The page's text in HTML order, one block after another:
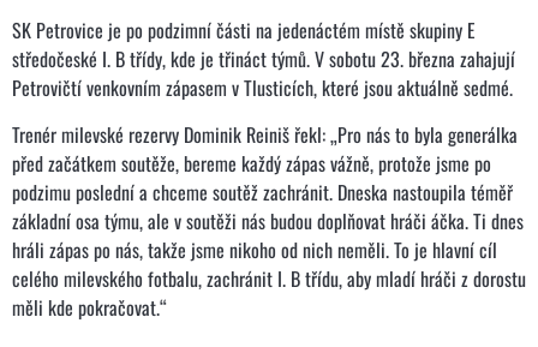
SK Petrovice je po podzimní části na jedenáctém místě skupiny E
středočeské I. B třídy, kde je třináct týmů. V sobotu 23. března zahajují
Petrovičtí venkovním zápasem v Tlusticích, které jsou aktuálně sedmé.
Trenér milevské rezervy Dominik Reiniš řekl: „Pro nás to byla generálka
před začátkem soutěže, bereme každý zápas vážně, protože jsme po
podzimu poslední a chceme soutěž zachránit. Dneska nastoupila téměř
základní osa týmu, ale v soutěži nás budou doplňovat hráči áčka. Ti dnes
hráli zápas po nás, takže jsme nikoho od nich neměli. To je hlavní cíl
celého milevského fotbalu, zachránit I. B třídu, aby mladí hráči z dorostu
měli kde pokračovat.“